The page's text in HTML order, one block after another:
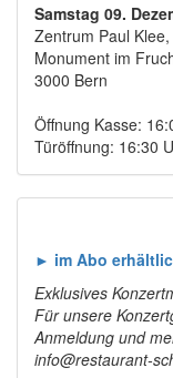
Samstag 09.
Zentrum Paul
Monument im
3000 Bern
Öffnung Kasse:
Türöffnung: 16:30
► im Abo
Exklusives
Für unsere
Anmeldung und
info@restaurant-